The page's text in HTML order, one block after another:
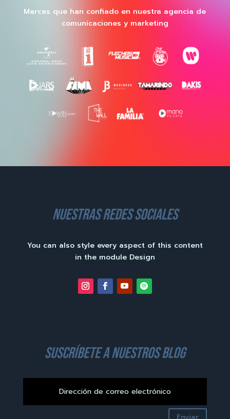
Marcas que han confiado en nuestra agencia de
comunicaciones y marketing
nuestras redes sociales
You can also style every aspect of this content
in the module Design
suscríbete a nuestros blog